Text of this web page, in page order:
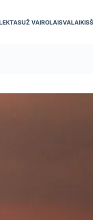
UŽ VAIROLAISVALAIKIS